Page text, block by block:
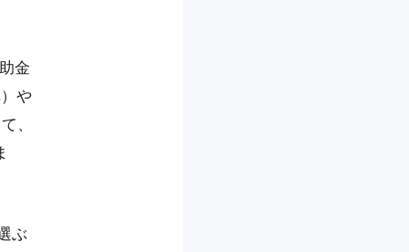
金
や
、
ぶ